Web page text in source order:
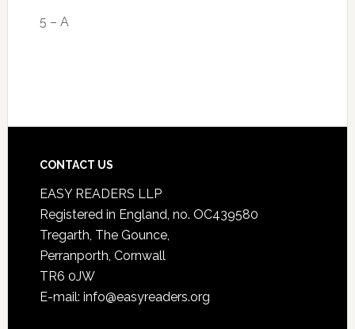
5 – A
CONTACT US
EASY READERS LLP
Registered in England, no. OC439580
Tregarth, The Gounce,
Perranporth, Cornwall
TR6 0JW
E-mail: info@easyreaders.org